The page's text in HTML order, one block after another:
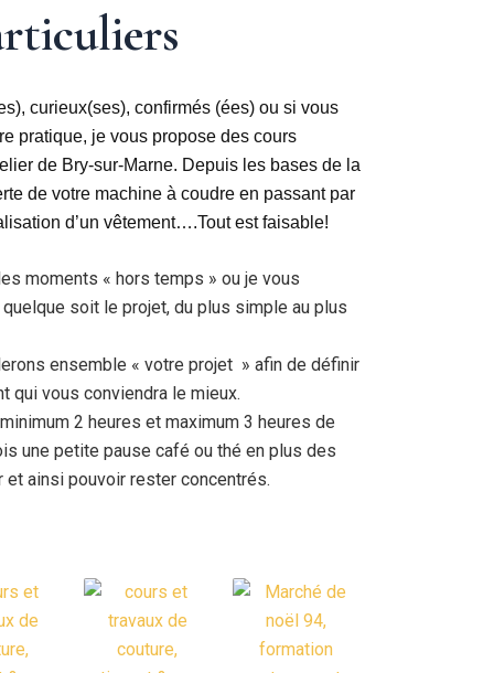
curieux(ses), confirmés (ées) ou si vous
pratique, je vous propose des cours
de Bry-sur-Marne. Depuis les bases de la
de votre machine à coudre en passant par
d’un vêtement….Tout est faisable!
moments « hors temps » ou je vous
soit le projet, du plus simple au plus
ensemble « votre projet » afin de définir
qui vous conviendra le mieux.
2 heures et maximum 3 heures de
une petite pause café ou thé en plus des
ainsi pouvoir rester concentrés.